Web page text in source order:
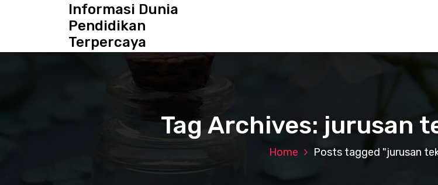
Informasi Dunia
Pendidikan
Terpercaya
Tag Archives: jurusan
Home Posts tagged "jurusan